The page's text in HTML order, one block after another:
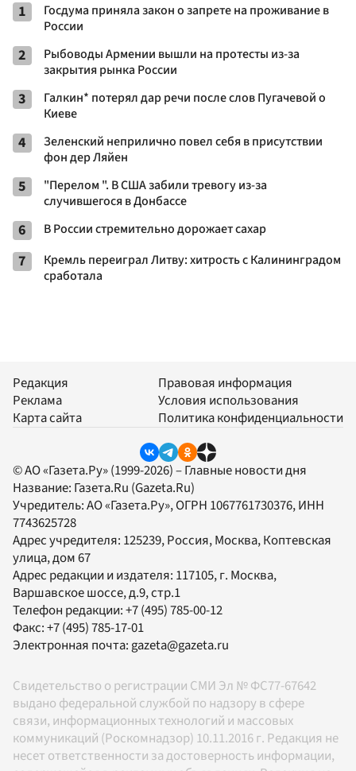
1
Госдума приняла закон о запрете на проживание в
России
2
Рыбоводы Армении вышли на протесты из-за
закрытия рынка России
3
Галкин* потерял дар речи после слов Пугачевой о
Киеве
4
Зеленский неприлично повел cебя в присутствии
фон дер Ляйен
5
"Перелом ". В США забили тревогу из-за
случившегося в Донбассе
6 В России стремительно дорожает сахар
7
Кремль переиграл Литву: хитрость с Калининградом
сработала
Редакция
Реклама
Карта сайта
Правовая информация
Условия использования
Политика конфиденциальности
© АО «Газета.Ру» (1999-2026) – Главные новости дня
Название: Газета.Ru (Gazeta.Ru)
Учредитель:АО «Газета.Ру», ОГРН 1067761730376, ИНН
7743625728
Адрес учредителя: 125239, Россия, Москва, Коптевская
улица, дом 67
Адрес редакции и издателя: 117105, г. Москва,
Варшавское шоссе, д.9, стр.1
Телефон редакции:+7 (495) 785-00-12
Факс:+7 (495) 785-17-01
Электронная почта:gazeta@gazeta.ru
Свидетельство о регистрации СМИ Эл № ФС77-67642
выдано федеральной службой по надзору в сфере
связи, информационных технологий и массовых
коммуникаций (Роскомнадзор) 10.11.2016 г. Редакция не
несет ответственности за достоверность информации,